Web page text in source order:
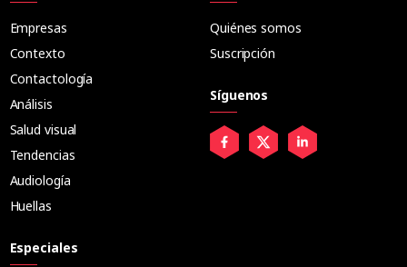
Empresas
Contexto
Contactología
Análisis
Salud visual
Tendencias
Audiología
Huellas
Especiales
Quiénes somos
Suscripción
Síguenos